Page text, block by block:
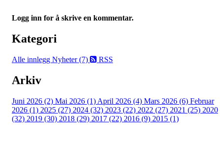
Logg inn for å skrive en kommentar.
Kategori
Alle innlegg Nyheter (7) RSS
Arkiv
Juni 2026 (2) Mai 2026 (1) April 2026 (4) Mars 2026 (6) Februar
2026 (1) 2025 (27) 2024 (32) 2023 (22) 2022 (27) 2021 (25) 2020
(32) 2019 (30) 2018 (29) 2017 (22) 2016 (9) 2015 (1)